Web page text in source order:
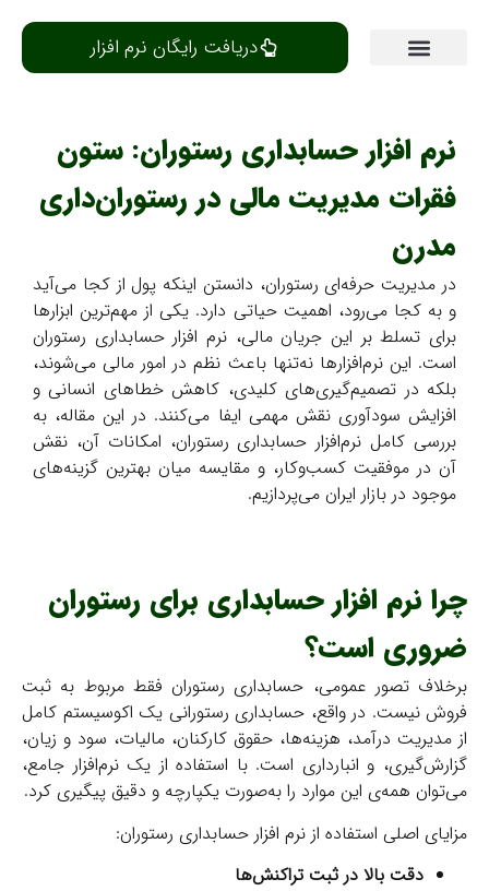
دریافت رایگان نرم افزار
نرم افزار حسابداری رستوران: ستون
فقرات مدیریت مالی در رستوران‌داری
مدرن
در مدیریت حرفه‌ای رستوران، دانستن اینکه پول از کجا می‌آید
و به کجا می‌رود، اهمیت حیاتی دارد. یکی از مهم‌ترین ابزارها
برای تسلط بر این جریان مالی، نرم افزار حسابداری رستوران
است. این نرم‌افزارها نه‌تنها باعث نظم در امور مالی می‌شوند،
بلکه در تصمیم‌گیری‌های کلیدی، کاهش خطاهای انسانی و
افزایش سودآوری نقش مهمی ایفا می‌کنند. در این مقاله، به
بررسی کامل نرم‌افزار حسابداری رستوران، امکانات آن، نقش
آن در موفقیت کسب‌وکار، و مقایسه میان بهترین گزینه‌های
موجود در بازار ایران می‌پردازیم.
چرا نرم افزار حسابداری برای رستوران
ضروری است؟
برخلاف تصور عمومی، حسابداری رستوران فقط مربوط به ثبت
فروش نیست. در واقع، حسابداری رستورانی یک اکوسیستم کامل
از مدیریت درآمد، هزینه‌ها، حقوق کارکنان، مالیات، سود و زیان،
گزارش‌گیری، و انبارداری است. با استفاده از یک نرم‌افزار جامع،
می‌توان همه‌ی این موارد را به‌صورت یکپارچه و دقیق پیگیری کرد.
مزایای اصلی استفاده از نرم افزار حسابداری رستوران:
دقت بالا در ثبت تراکنش‌ها